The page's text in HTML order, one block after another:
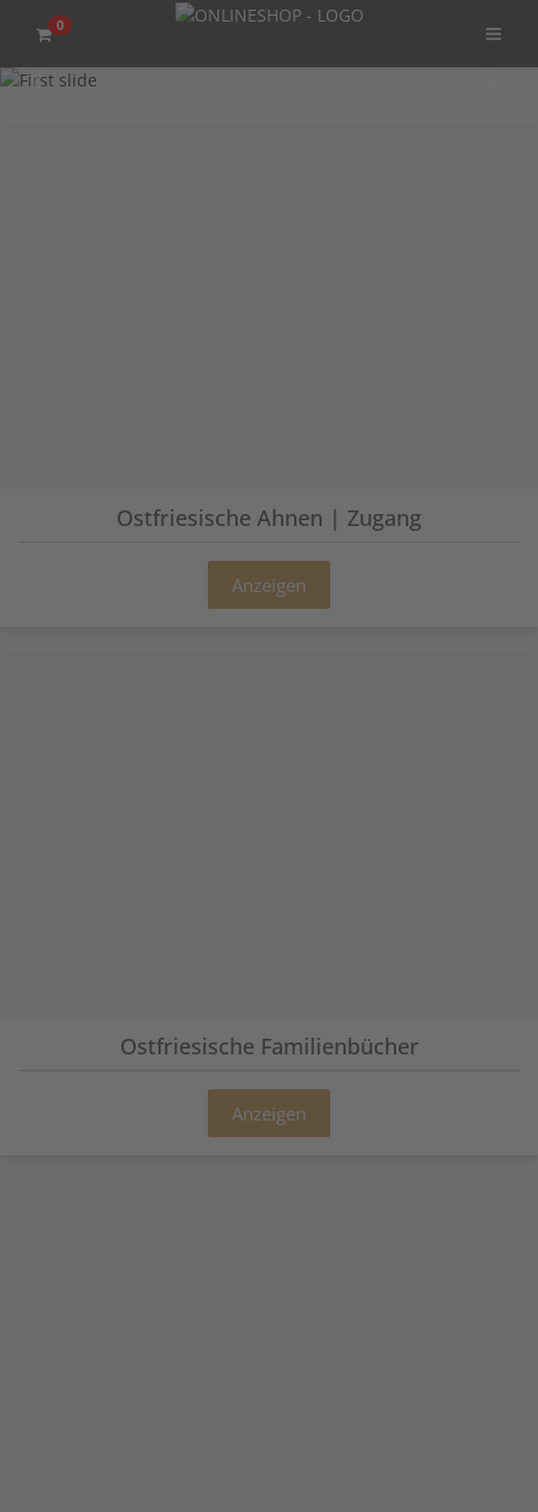
0
Previous
Ostfriesische Ahnen | Zugang
Anzeigen
Ostfriesische Familienbücher
Anzeigen